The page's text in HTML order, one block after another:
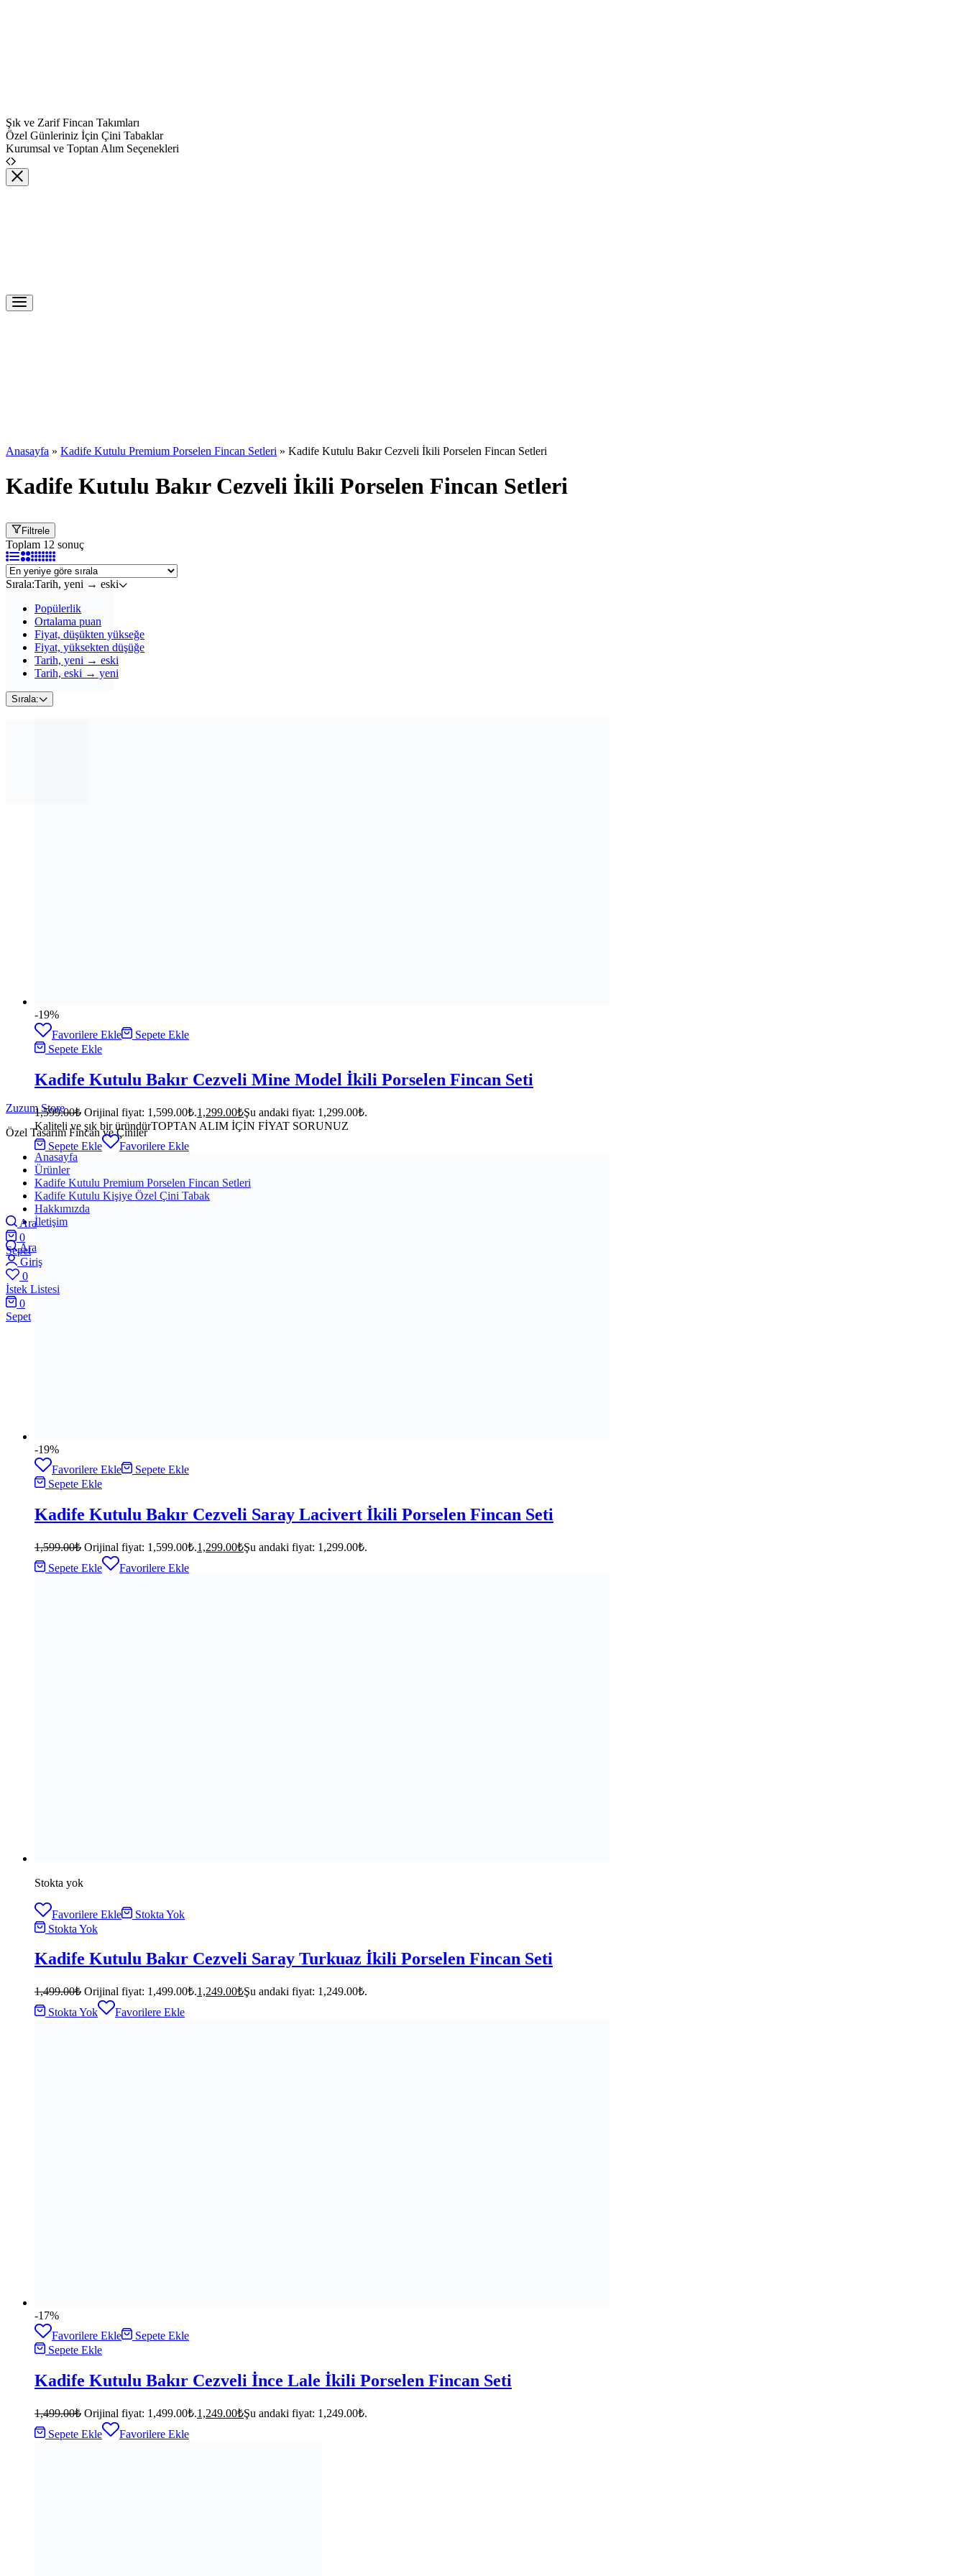
Şık ve Zarif Fincan Takımları
Özel Günleriniz İçin Çini Tabaklar
Kurumsal ve Toptan Alım Seçenekleri
Zuzum Store
Özel Tasarım Fincan ve Çiniler
Anasayfa
Ürünler
Kadife Kutulu Premium Porselen Fincan Setleri
Kadife Kutulu Kişiye Özel Çini Tabak
Hakkımızda
İletişim
Ara
Giriş
0
İstek Listesi
0
Sepet
Ara
0
Sepet
Anasayfa » Kadife Kutulu Premium Porselen Fincan Setleri » Kadife Kutulu Bakır Cezveli İkili Porselen Fincan Setleri
Kadife Kutulu Bakır Cezveli İkili Porselen Fincan Setleri
Filtrele
Toplam 12 sonuç
Sırala:Tarih, yeni → eski
Popülerlik
Ortalama puan
Fiyat, düşükten yükseğe
Fiyat, yüksekten düşüğe
Tarih, yeni → eski
Tarih, eski → yeni
Sırala:
-19%
Favorilere Ekle
Sepete Ekle
Sepete Ekle
Kadife Kutulu Bakır Cezveli Mine Model İkili Porselen Fincan Seti
1,599.00₺ Orijinal fiyat: 1,599.00₺.1,299.00₺Şu andaki fiyat: 1,299.00₺.
Kaliteli ve şık bir üründürTOPTAN ALIM İÇİN FİYAT SORUNUZ
Sepete Ekle
Favorilere Ekle
-19%
Favorilere Ekle
Sepete Ekle
Sepete Ekle
Kadife Kutulu Bakır Cezveli Saray Lacivert İkili Porselen Fincan Seti
1,599.00₺ Orijinal fiyat: 1,599.00₺.1,299.00₺Şu andaki fiyat: 1,299.00₺.
Sepete Ekle
Favorilere Ekle
Stokta yok
Favorilere Ekle
Stokta Yok
Stokta Yok
Kadife Kutulu Bakır Cezveli Saray Turkuaz İkili Porselen Fincan Seti
1,499.00₺ Orijinal fiyat: 1,499.00₺.1,249.00₺Şu andaki fiyat: 1,249.00₺.
Stokta Yok
Favorilere Ekle
-17%
Favorilere Ekle
Sepete Ekle
Sepete Ekle
Kadife Kutulu Bakır Cezveli İnce Lale İkili Porselen Fincan Seti
1,499.00₺ Orijinal fiyat: 1,499.00₺.1,249.00₺Şu andaki fiyat: 1,249.00₺.
Sepete Ekle
Favorilere Ekle